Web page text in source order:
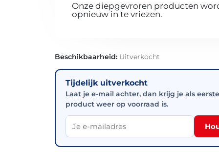
Onze diepgevroren producten
opnieuw in te vriezen.
Beschikbaarheid: Uitverkocht
Tijdelijk uitverkocht
Laat je e-mail achter, dan krijg je als
product weer op voorraad is.